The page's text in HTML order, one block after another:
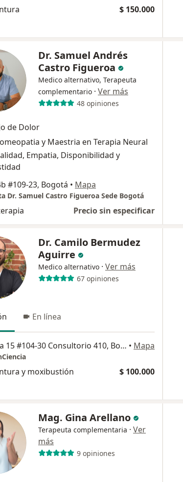
$ 150.000
Dr. Samuel Andrés
Castro Figueroa
Medico alternativo, Terapeuta
complementario · Ver más
48 opiniones
de Dolor
y Maestria en Terapia Neural
Empatia, Disponibilidad y
#109-23, Bogotá • Mapa
Dr. Samuel Castro Figueroa Sede Bogotá
Precio sin especificar
Dr. Camilo Bermudez
Aguirre
Medico alternativo · Ver más
67 opiniones
En línea
Carrera 15 #104-30 Consultorio 410, Bogotá • Mapa
y moxibustión $ 100.000
Mag. Gina Arellano
Terapeuta complementaria · Ver
más
9 opiniones